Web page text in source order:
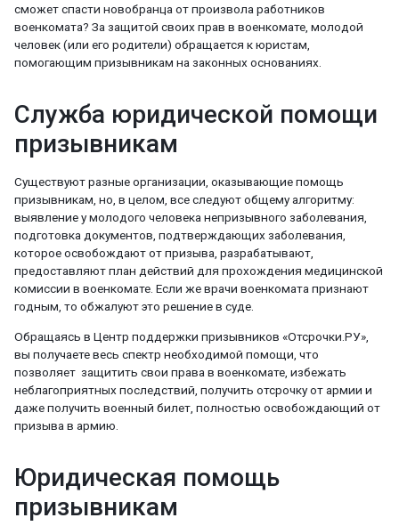
сможет спасти новобранца от произвола работников
военкомата? За защитой своих прав в военкомате, молодой
человек (или его родители) обращается к юристам,
помогающим призывникам на законных основаниях.
Служба юридической помощи
призывникам
Существуют разные организации, оказывающие помощь
призывникам, но, в целом, все следуют общему алгоритму:
выявление у молодого человека непризывного заболевания,
подготовка документов, подтверждающих заболевания,
которое освобождают от призыва, разрабатывают,
предоставляют план действий для прохождения медицинской
комиссии в военкомате. Если же врачи военкомата признают
годным, то обжалуют это решение в суде.
Обращаясь в Центр поддержки призывников «Отсрочки.РУ»,
вы получаете весь спектр необходимой помощи, что
позволяет защитить свои права в военкомате, избежать
неблагоприятных последствий, получить отсрочку от армии и
даже получить военный билет, полностью освобождающий от
призыва в армию.
Юридическая помощь
призывникам